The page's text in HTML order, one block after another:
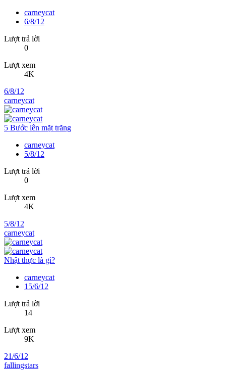
carneycat
6/8/12
Lượt trả lời
0
Lượt xem
4K
6/8/12
carneycat
5 Bước lên mặt trăng
carneycat
5/8/12
Lượt trả lời
0
Lượt xem
4K
5/8/12
carneycat
Nhật thực là gì?
carneycat
15/6/12
Lượt trả lời
14
Lượt xem
9K
21/6/12
fallingstars